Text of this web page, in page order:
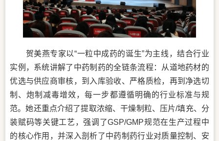
贺美燕专家以“一粒中成药的诞生”为主线，结合行业
实例，系统讲解了中药制药的全链条流程：从道地药材的
优选与供应商审核，到入库验收、严格质检，再到净选切
制、炮制减毒增效，每一步都遵循明确的行业标准与规
范。她还重点介绍了提取浓缩、干燥制粒、压片/填充、分
装赋码等关键工艺，强调了GSP/GMP规范在生产过程中
的核心作用，并深入剖析了中药制药行业对质量控制、安